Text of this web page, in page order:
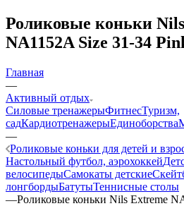
Роликовые коньки
NA1152A Size 31-34
Главная
—
Активный отдых
Силовые тренажерыФитнесТуризм,
садКардиотренажерыЕдиноборства
—
Роликовые коньки для детей и
Настольный футбол, аэрохоккей
велосипедыСамокаты детские
лонгбордыБатутыТеннисные столы
—Роликовые коньки Nils Extreme